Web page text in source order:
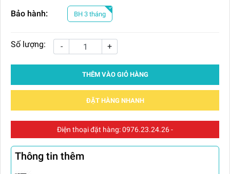
Bảo hành: BH 3 tháng
Số lượng: - +
THÊM VÀO GIỎ HÀNG
ĐẶT HÀNG NHANH
Điện thoại đặt hàng:0976.23.24.26-
Thông tin thêm